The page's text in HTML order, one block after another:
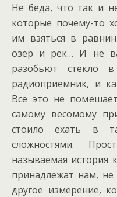
Не беда, что так и
которые почему-то
им взяться в
озер и рек… И не
разобьют стекло
радиоприемник, и
Все это не
самому весомому
стоило ехать в
сложностями.
называемая история
принадлежат нам,
другое измерение,